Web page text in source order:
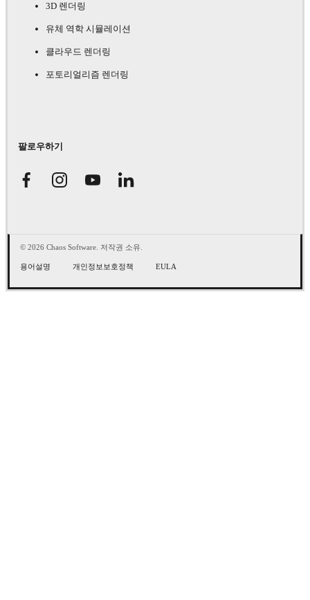
3D 렌더링
유체 역학 시뮬레이션
클라우드 렌더링
포토리얼리즘 렌더링
팔로우하기
© 2026 Chaos Software. 저작권 소유.
용어설명 개인정보보호정책 EULA